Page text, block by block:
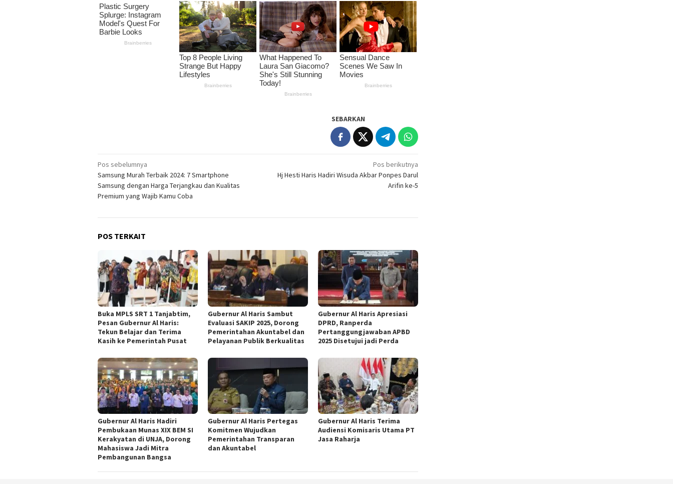
SEBARKAN
Navigasi
pos
Pos sebelumnya
Samsung Murah Terbaik 2024: 7 Smartphone
Samsung dengan Harga Terjangkau dan Kualitas
Premium yang Wajib Kamu Coba
Pos berikutnya
Hj Hesti Haris Hadiri Wisuda Akbar Ponpes Darul
Arifin ke-5
POS TERKAIT
Buka MPLS SRT 1 Tanjabtim,
Pesan Gubernur Al Haris:
Tekun Belajar dan Terima
Kasih ke Pemerintah Pusat
Gubernur Al Haris Sambut
Evaluasi SAKIP 2025, Dorong
Pemerintahan Akuntabel dan
Pelayanan Publik Berkualitas
Gubernur Al Haris Apresiasi
DPRD, Ranperda
Pertanggungjawaban APBD
2025 Disetujui jadi Perda
Gubernur Al Haris Hadiri
Pembukaan Munas XIX BEM SI
Kerakyatan di UNJA, Dorong
Mahasiswa Jadi Mitra
Pembangunan Bangsa
Gubernur Al Haris Pertegas
Komitmen Wujudkan
Pemerintahan Transparan
dan Akuntabel
Gubernur Al Haris Terima
Audiensi Komisaris Utama PT
Jasa Raharja